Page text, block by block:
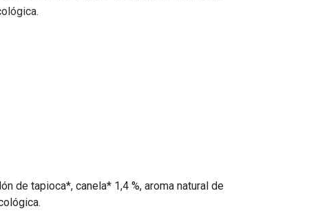
de tapioca*, canela* 1,4 %, aroma natural de